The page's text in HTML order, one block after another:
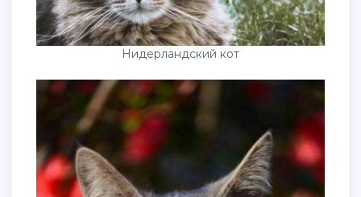
Нидерландский кот